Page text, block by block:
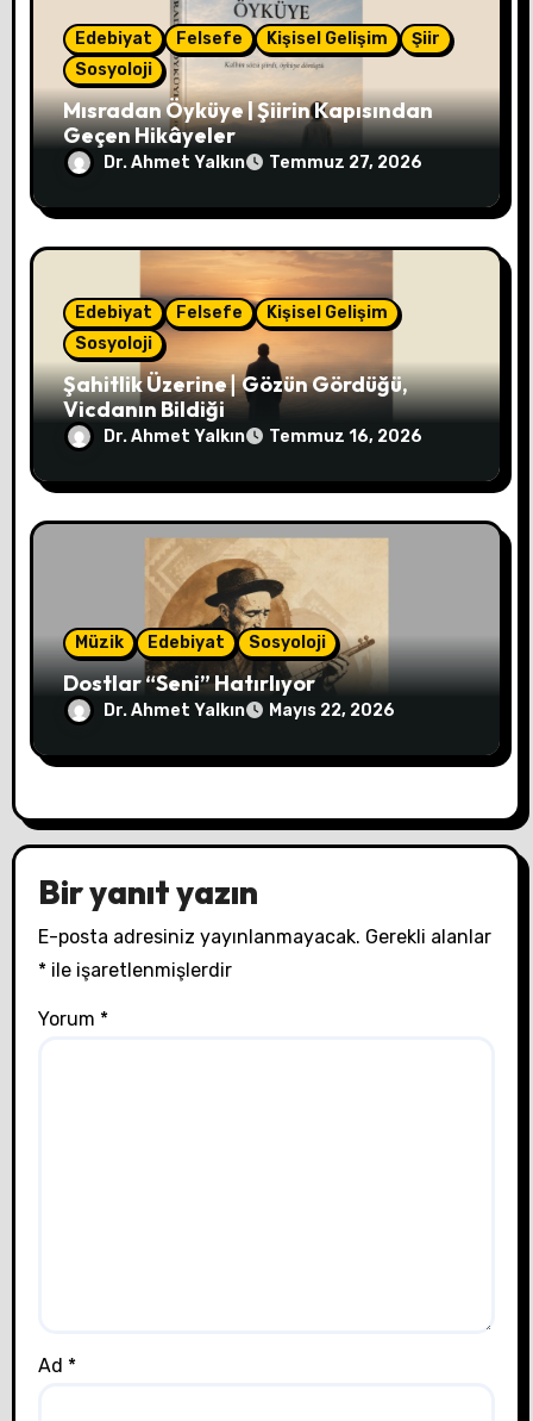
Edebiyat Felsefe Kişisel Gelişim
Şiir
Sosyoloji
Mısradan Öyküye | Şiirin Kapısından
Geçen Hikâyeler
Dr. Ahmet Yalkın Temmuz 27, 2026
Edebiyat Felsefe
Kişisel Gelişim
Sosyoloji
Şahitlik Üzerine∣ Gözün Gördüğü,
Vicdanın Bildiği
Dr. Ahmet Yalkın Temmuz 16, 2026
Müzik Edebiyat Sosyoloji
Dostlar “Seni” Hatırlıyor
Dr. Ahmet Yalkın Mayıs 22, 2026
Bir yanıt yazın
E-posta adresiniz yayınlanmayacak. Gerekli alanlar
*ile işaretlenmişlerdir
Yorum *
Ad *